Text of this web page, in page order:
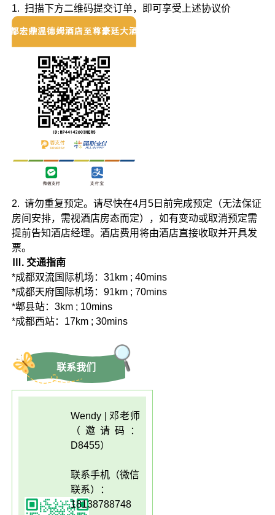
1. 扫描下方二维码提交订单，即可享受上述协议价
2. 请勿重复预定。请尽快在4月5日前完成预定（无法保证
房间安排，需视酒店房态而定），如有变动或取消预定需
提前告知酒店经理。酒店费用将由酒店直接收取并开具发
票。
Ⅲ. 交通指南
*成都双流国际机场：31km ; 40mins
*成都天府国际机场：91km ; 70mins
*郫县站：3km ; 10mins
*成都西站：17km ; 30mins
联系我们
Wendy | 邓老师
（邀请码：
D8455）
联系手机（微信
联系）：
18138788748